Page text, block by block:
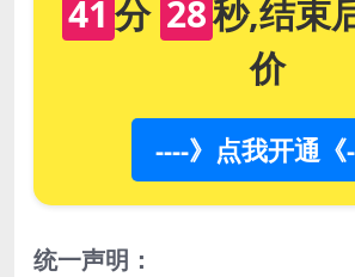
41 分 28秒,结束
价
----》点我开通《
统一声明：